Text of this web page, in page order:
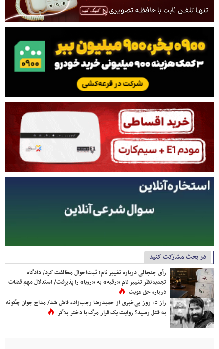
در بحث مشارکت کنید
رأی جنجالی درباره تغییر نام؛ ثبت‌احوال مخالفت کرد/ دادگاه
تجدیدنظر تغییر نام «رقیه» به «رویا» را پذیرفت/ استدلال مهم قضات
درباره حق هویت
راز ۱۵ روز بی‌خبری از حمیدرضا رجب‌زاده فاش شد/ مداح جوان چگونه
به قتل رسید؟ روایت یک قرار مرگ با دختر بلاگر